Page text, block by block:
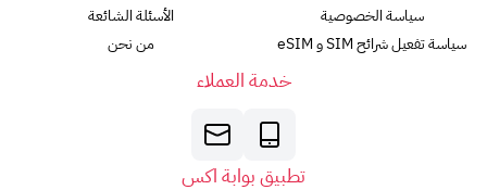
سياسة الخصوصية
سياسة تفعيل شرائح SIM و eSIM
الأسئلة الشائعة
من نحن
خدمة العملاء
تطبيق بوابة اكس